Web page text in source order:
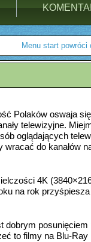
Menu start
Polaków oswaja
telewizyjne.
oglądających
do kanałów
4K
na rok
dobrym posunięciem
to filmy na Blu-